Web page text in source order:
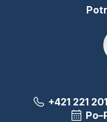
+421 221